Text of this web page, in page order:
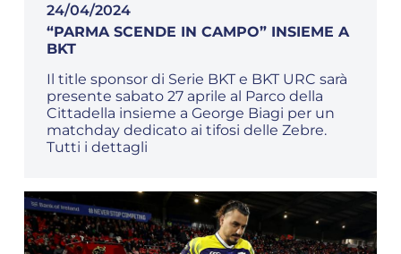
24/04/2024
“PARMA SCENDE IN CAMPO” INSIEME A
BKT
Il title sponsor di Serie BKT e BKT URC sarà
presente sabato 27 aprile al Parco della
Cittadella insieme a George Biagi per un
matchday dedicato ai tifosi delle Zebre.
Tutti i dettagli